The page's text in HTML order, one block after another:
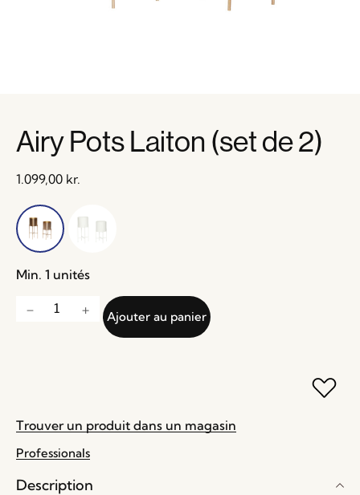
Airy Pots Laiton (set de 2)
1.099,00 kr.
Min. 1 unités
Ajouter au panier
Trouver un produit dans un magasin
Professionals
Description